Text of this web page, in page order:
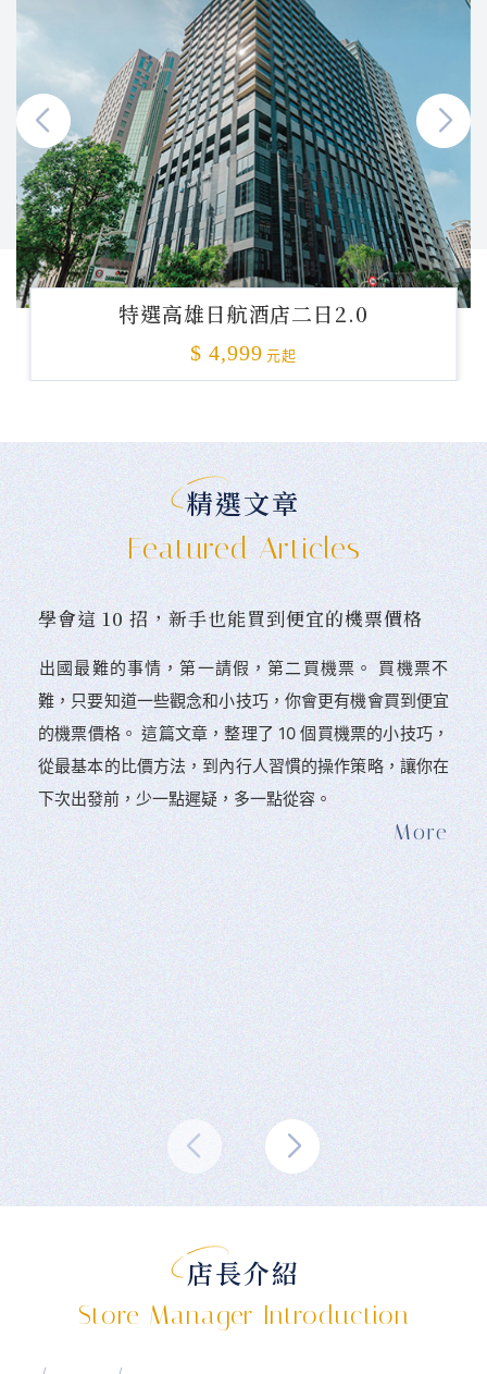
特選高雄日航酒店二日2.0
$ 4,999 元起
精選文章
Featured Articles
學會這 10 招，新手也能買到便宜的機票價格
󠀠出國最難的事情，第一請假，第二買機票。 󠀠買機票不
難，只要知道一些觀念和小技巧，你會更有機會買到便宜
的機票價格。 這篇文章，整理了 10 個買機票的小技巧，
從最基本的比價方法，到內行人習慣的操作策略，讓你在
下次出發前，少一點遲疑，多一點從容。
店長介紹
Store Manager Introduction